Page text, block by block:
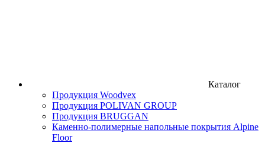
Каталог
Продукция Woodvex
Продукция POLIVAN GROUP
Продукция BRUGGAN
Каменно-полимерные напольные покрытия Alpine
Floor